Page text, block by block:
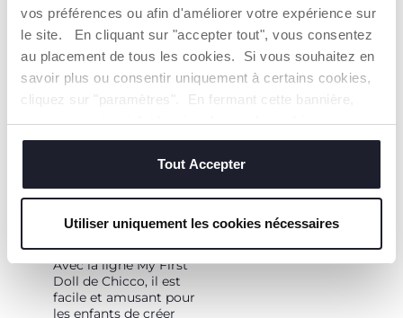
vos préférences ou afin d'améliorer votre expérience sur
le site. En cliquant sur "accepter tout", vous consentez
au placement de tous les cookies. Si vous souhaitez en
savoir plus ou consentir uniquement à certains cookies,
cliquez sur "paramètres". En fermant cette bannière,
vous consentez à l'utilisation des seuls cookies
techniques, qui sont essentiels au service demandé.
Tout Accepter
Utiliser uniquement les cookies nécessaires
3 positions. Facile à
assembler et à plier.
STIMULE LE JEU
D'IMITATION ET
Avec la ligne My First
Doll de Chicco, il est
facile et amusant pour
les enfants de créer